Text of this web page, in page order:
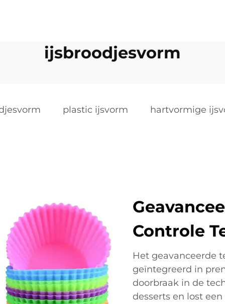
ijsbroodjesvorm
plastic ijsvorm hartvormige
Controle
Het geavanceerde
geïntegreerd in
doorbraak in de
desserts en lost